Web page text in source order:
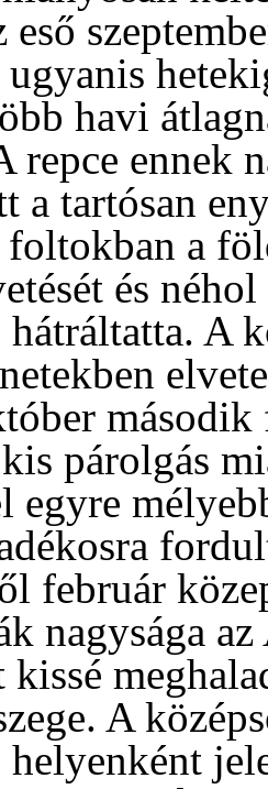
havi
repce ennek
a tartósan
foltokban a
és
A
második
párolgás
egyre
február
nagysága
A